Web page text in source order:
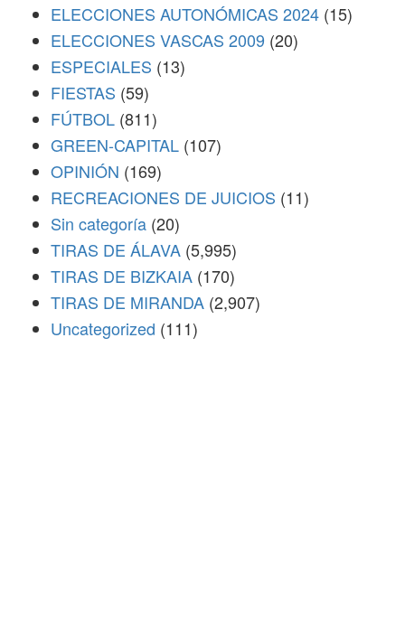
ELECCIONES AUTONÓMICAS 2024 (15)
ELECCIONES VASCAS 2009 (20)
ESPECIALES (13)
FIESTAS (59)
FÚTBOL (811)
GREEN-CAPITAL (107)
OPINIÓN (169)
RECREACIONES DE JUICIOS (11)
Sin categoría (20)
TIRAS DE ÁLAVA (5,995)
TIRAS DE BIZKAIA (170)
TIRAS DE MIRANDA (2,907)
Uncategorized (111)